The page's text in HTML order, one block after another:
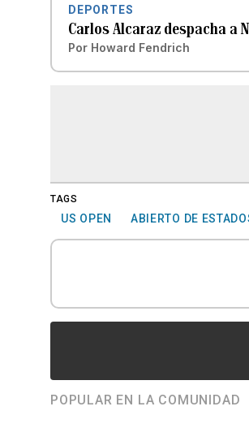
DEPORTES
Carlos Alcaraz despacha a
Por Howard Fendrich
TAGS
US OPEN ABIERTO DE
POPULAR EN LA COMUNIDAD